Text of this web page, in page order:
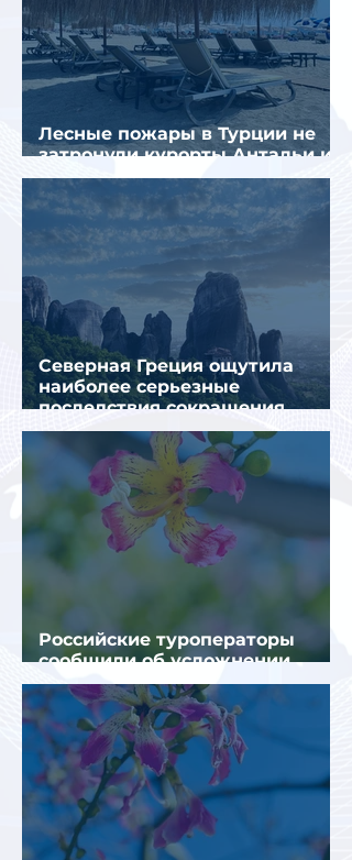
Лесные пожары в Турции не
затронули курорты Антальи и
Муглы
Северная Греция ощутила
наиболее серьезные
последствия сокращения
турпотока из России
Российские туроператоры
сообщили об усложнении
получения виз в Грецию